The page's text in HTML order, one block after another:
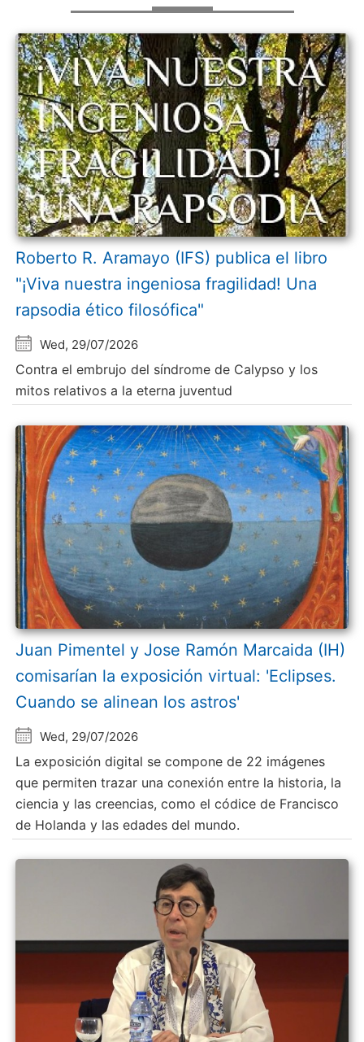
Roberto R. Aramayo (IFS) publica el libro
"¡Viva nuestra ingeniosa fragilidad! Una
rapsodia ético filosófica"
Wed, 29/07/2026
Contra el embrujo del síndrome de Calypso y los
mitos relativos a la eterna juventud
Juan Pimentel y Jose Ramón Marcaida (IH)
comisarían la exposición virtual: 'Eclipses.
Cuando se alinean los astros'
Wed, 29/07/2026
La exposición digital se compone de 22 imágenes
que permiten trazar una conexión entre la historia, la
ciencia y las creencias, como el códice de Francisco
de Holanda y las edades del mundo.